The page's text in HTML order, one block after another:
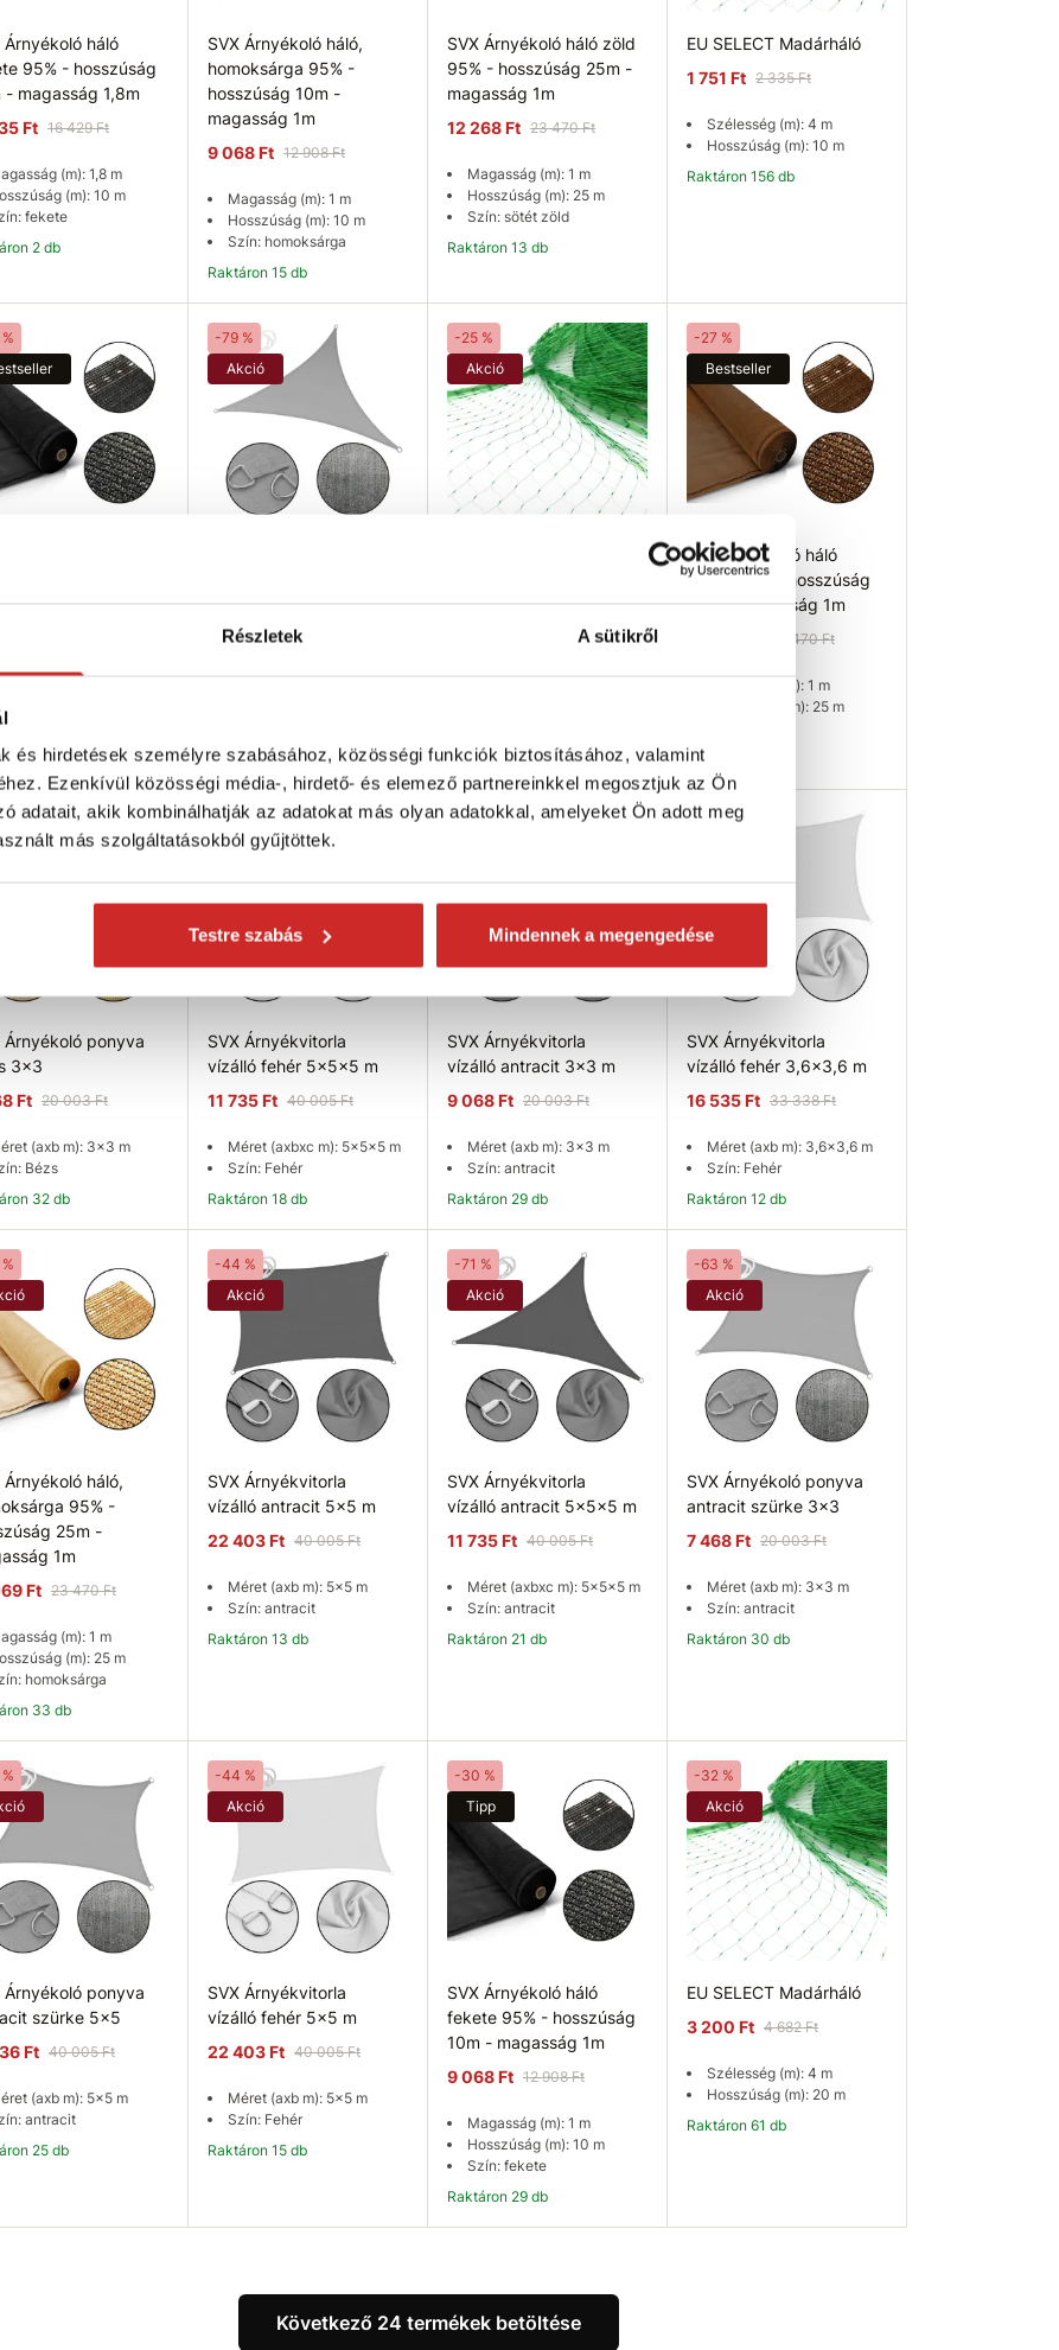
Részletek A sütikről
és hirdetések személyre szabásához, közösségi funkciók biztosításához, valamint
Ezenkívül közösségi média-, hirdető- és elemező partnereinkkel megosztjuk az Ön
adatait, akik kombinálhatják az adatokat más olyan adatokkal, amelyeket Ön adott meg
más szolgáltatásokból gyűjtöttek.
Testre szabás Mindennek a megengedése
Árnyékoló háló
95% - hosszúság
- magasság 1,8m
Ft 16 429 Ft
(m): 1,8 m
(m): 10 m
fekete
2 db
SVX Árnyékoló háló,
homoksárga 95% -
hosszúság 10m -
magasság 1m
9 068 Ft 12 908 Ft
Magasság (m): 1 m
Hosszúság (m): 10 m
Szín: homoksárga
Raktáron 15 db
Kosárba
SVX Árnyékoló háló zöld
95% - hosszúság 25m -
magasság 1m
12 268 Ft 23 470 Ft
Magasság (m): 1 m
Hosszúság (m): 25 m
Szín: sötét zöld
Raktáron 13 db
Kosárba
EU SELECT Madárháló
1 751 Ft 2 335 Ft
Szélesség (m): 4 m
Hosszúság (m): 10 m
Raktáron 156 db
(m): 25 m
fekete
38 db
Kosárba
-79 %
Akció
Kosárba
-25 %
Akció
Szélesség (m): 4 m
Kosárba
-27 %
Bestseller
SVX Árnyékoló háló
barna 95% - hosszúság
25m - magasság 1m
23 470 Ft
Magasság (m): 1 m
Hosszúság (m): 25 m
Raktáron 21 db
Árnyékoló ponyva
3x3
Ft 20 003 Ft
(axb m): 3x3 m
Bézs
32 db
-71 %
Akció
SVX Árnyékvitorla
vízálló fehér 5x5x5 m
11 735 Ft 40 005 Ft
Méret (axbxc m): 5x5x5 m
Szín: Fehér
Raktáron 18 db
Kosárba
-55 %
SVX Árnyékvitorla
vízálló antracit 3x3 m
9 068 Ft 20 003 Ft
Méret (axb m): 3x3 m
Szín: antracit
Raktáron 29 db
Kosárba
-50 %
SVX Árnyékvitorla
vízálló fehér 3,6x3,6 m
16 535 Ft 33 338 Ft
Méret (axb m): 3,6x3,6 m
Szín: Fehér
Raktáron 12 db
Kosárba
Árnyékoló háló,
95% -
25m -
1m
Ft 23 470 Ft
(m): 1 m
(m): 25 m
homoksárga
33 db
Kosárba
-44 %
Akció
SVX Árnyékvitorla
vízálló antracit 5x5 m
22 403 Ft 40 005 Ft
Méret (axb m): 5x5 m
Szín: antracit
Raktáron 13 db
Kosárba
-71 %
Akció
SVX Árnyékvitorla
vízálló antracit 5x5x5 m
11 735 Ft 40 005 Ft
Méret (axbxc m): 5x5x5 m
Szín: antracit
Raktáron 21 db
-63 %
Akció
SVX Árnyékoló ponyva
antracit szürke 3x3
7 468 Ft 20 003 Ft
Méret (axb m): 3x3 m
Szín: antracit
Raktáron 30 db
Kosárba
Árnyékoló ponyva
szürke 5x5
Ft 40 005 Ft
(axb m): 5x5 m
antracit
25 db
-44 %
Akció
SVX Árnyékvitorla
vízálló fehér 5x5 m
22 403 Ft 40 005 Ft
Méret (axb m): 5x5 m
Szín: Fehér
Raktáron 15 db
-30 %
Tipp
SVX Árnyékoló háló
fekete 95% - hosszúság
10m - magasság 1m
9 068 Ft 12 908 Ft
Magasság (m): 1 m
Hosszúság (m): 10 m
Szín: fekete
Raktáron 29 db
-32 %
Akció
EU SELECT Madárháló
3 200 Ft 4 682 Ft
Szélesség (m): 4 m
Hosszúság (m): 20 m
Raktáron 61 db
Következő 24 termékek betöltése